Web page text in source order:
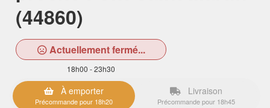
(44860)
Actuellement fermé...
18h00 - 23h30
À emporter
Précommande pour 18h20
Livraison
Précommande pour 18h45